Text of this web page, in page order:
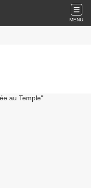
MENU